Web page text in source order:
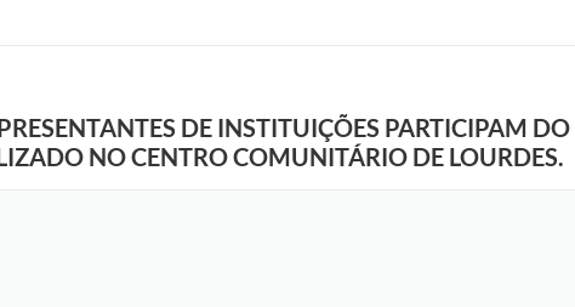
DE INSTITUIÇÕES PARTICIPAM
NO CENTRO COMUNITÁRIO DE LOURDES.